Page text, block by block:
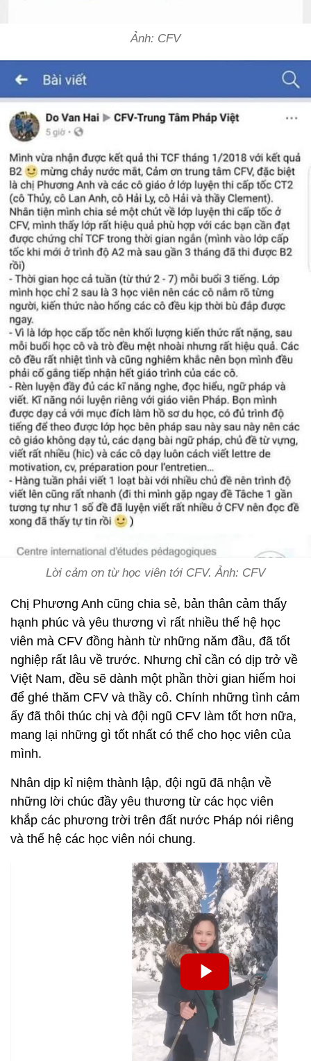
Ảnh: CFV
Lời cảm ơn từ học viên tới CFV. Ảnh: CFV
Chị Phương Anh cũng chia sẻ, bản thân cảm thấy
hạnh phúc và yêu thương vì rất nhiều thế hệ học
viên mà CFV đồng hành từ những năm đầu, đã tốt
nghiệp rất lâu về trước. Nhưng chỉ cần có dịp trở về
Việt Nam, đều sẽ dành một phần thời gian hiếm hoi
để ghé thăm CFV và thầy cô. Chính những tình cảm
ấy đã thôi thúc chị và đội ngũ CFV làm tốt hơn nữa,
mang lại những gì tốt nhất có thể cho học viên của
mình.
Nhân dịp kỉ niệm thành lập, đội ngũ đã nhận về
những lời chúc đầy yêu thương từ các học viên
khắp các phương trời trên đất nước Pháp nói riêng
và thế hệ các học viên nói chung.